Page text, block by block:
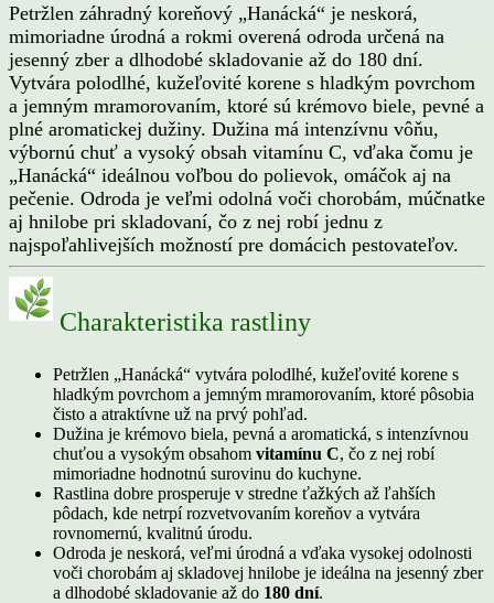
Petržlen záhradný koreňový „Hanácká“ je neskorá,
mimoriadne úrodná a rokmi overená odroda určená na
jesenný zber a dlhodobé skladovanie až do 180 dní.
Vytvára polodlhé, kužeľovité korene s hladkým povrchom
a jemným mramorovaním, ktoré sú krémovo biele, pevné a
plné aromatickej dužiny. Dužina má intenzívnu vôňu,
výbornú chuť a vysoký obsah vitamínu C, vďaka čomu je
„Hanácká“ ideálnou voľbou do polievok, omáčok aj na
pečenie. Odroda je veľmi odolná voči chorobám, múčnatke
aj hnilobe pri skladovaní, čo z nej robí jednu z
najspoľahlivejších možností pre domácich pestovateľov.
Charakteristika rastliny
Petržlen „Hanácká“ vytvára polodlhé, kužeľovité korene s
hladkým povrchom a jemným mramorovaním, ktoré pôsobia
čisto a atraktívne už na prvý pohľad.
Dužina je krémovo biela, pevná a aromatická, s intenzívnou
chuťou a vysokým obsahom vitamínu C, čo z nej robí
mimoriadne hodnotnú surovinu do kuchyne.
Rastlina dobre prosperuje v stredne ťažkých až ľahších
pôdach, kde netrpí rozvetvovaním koreňov a vytvára
rovnomernú, kvalitnú úrodu.
Odroda je neskorá, veľmi úrodná a vďaka vysokej odolnosti
voči chorobám aj skladovej hnilobe je ideálna na jesenný zber
a dlhodobé skladovanie až do 180 dní.